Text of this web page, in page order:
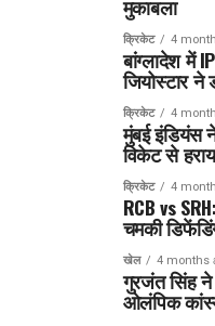
मुकाबला
क्रिकेट 4
बांग्लादेश में
जियोस्टार
क्रिकेट 4
मुंबई इंडियंस
विकेट से
क्रिकेट 4
RCB vs
चमकी
खेल 4 months
गुरजंत सिंह ने
ओलंपिक